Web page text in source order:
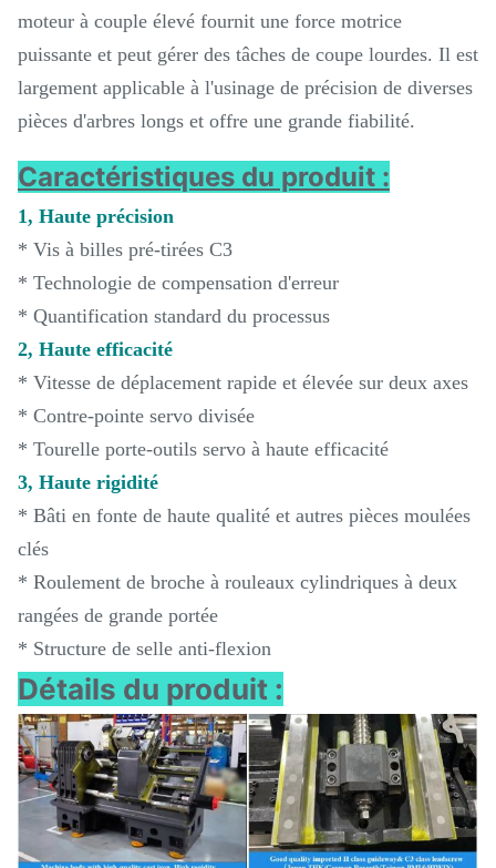
moteur à couple élevé fournit une force motrice
puissante et peut gérer des tâches de coupe lourdes. Il est
largement applicable à l'usinage de précision de diverses
pièces d'arbres longs et offre une grande fiabilité.
Caractéristiques du produit :
1, Haute précision
* Vis à billes pré-tirées C3
* Technologie de compensation d'erreur
* Quantification standard du processus
2, Haute efficacité
* Vitesse de déplacement rapide et élevée sur deux axes
* Contre-pointe servo divisée
* Tourelle porte-outils servo à haute efficacité
3, Haute rigidité
* Bâti en fonte de haute qualité et autres pièces moulées
clés
* Roulement de broche à rouleaux cylindriques à deux
rangées de grande portée
* Structure de selle anti-flexion
Détails du produit :